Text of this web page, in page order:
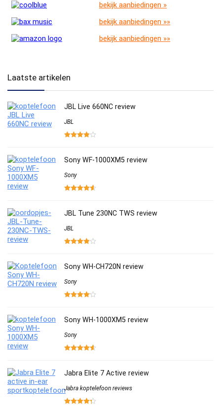
bekijk aanbiedingen »
bekijk aanbiedingen »»
bekijk aanbiedingen »»
Laatste artikelen
JBL Live 660NC review
JBL
Sony WF-1000XM5 review
Sony
JBL Tune 230NC TWS review
JBL
Sony WH-CH720N review
Sony
Sony WH-1000XM5 review
Sony
Jabra Elite 7 Active review
Jabra koptelefoon reviews